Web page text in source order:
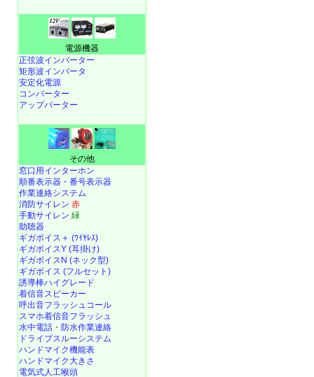
電源機器
正弦波インバーター
矩形波インバータ
安定化電源
コンバーター
アップバーター
その他
窓口用インターホン
順番表示器・番号表示器
作業連絡システム
消防サイレン 赤
手動サイレン 緑
助聴器
ギガボイス＋ (ﾜｲﾔﾚｽ)
ギガボイスY (耳掛け)
ギガボイスN (ネック型)
ギガボイス (フルセット)
誘導棒ハイグレード
着信音スピーカー
呼出音フラッシュコール
スマホ着信音フラッシュ
水中電話 ・ 防水作業連絡
ドライブスルーシステム
ハンドマイク機能表
ハンドマイク大きさ
電気式人工喉頭